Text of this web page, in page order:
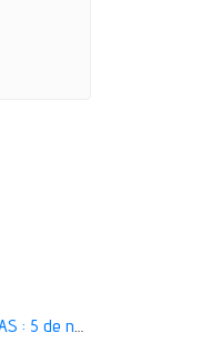
Evaluation HAS : 5 de nos services classés A